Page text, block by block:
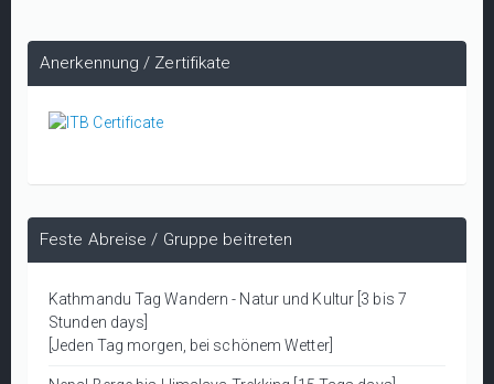
Anerkennung / Zertifikate
Feste Abreise / Gruppe beitreten
Kathmandu Tag Wandern - Natur und Kultur [3 bis 7
Stunden days]
[Jeden Tag morgen, bei schönem Wetter]